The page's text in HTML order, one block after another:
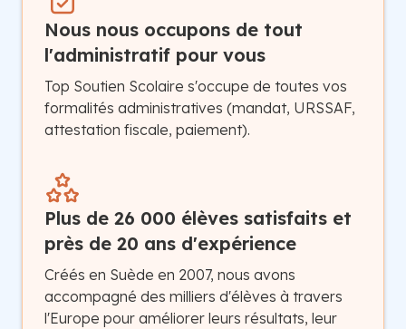
Nous nous occupons de tout
l'administratif pour vous
Top Soutien Scolaire s'occupe de toutes vos
formalités administratives (mandat, URSSAF,
attestation fiscale, paiement).
Plus de 26 000 élèves satisfaits et
près de 20 ans d'expérience
Créés en Suède en 2007, nous avons
accompagné des milliers d'élèves à travers
l'Europe pour améliorer leurs résultats, leur